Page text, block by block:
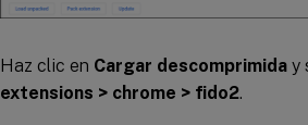
Haz clic en Cargar descomprimida y
extensions > chrome > fido2.